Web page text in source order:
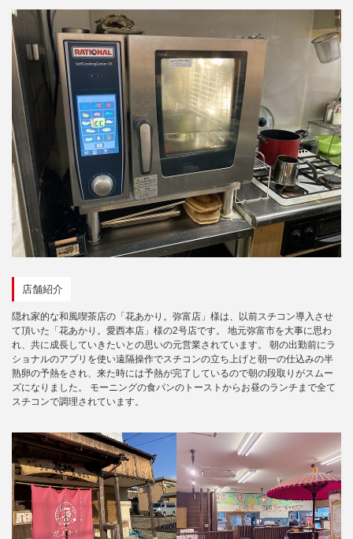
店舗紹介
隠れ家的な和風喫茶店の「花あかり。弥富店」様は、以前スチコン導入させ
て頂いた「花あかり。愛西本店」様の2号店です。 地元弥富市を大事に思わ
れ、共に成長していきたいとの思いの元営業されています。 朝の出勤前にラ
ショナルのアプリを使い遠隔操作でスチコンの立ち上げと朝一の仕込みの半
熟卵の予熱をされ、来た時には予熱が完了しているので朝の段取りがスムー
ズになりました。 モーニングの食パンのトーストからお昼のランチまで全て
スチコンで調理されています。